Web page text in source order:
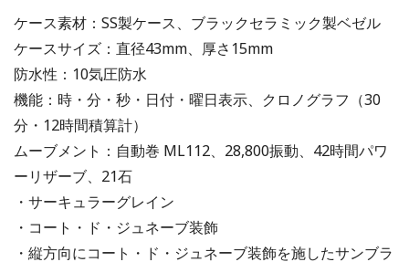
ケース素材：SS製ケース、ブラックセラミック製ベゼル
ケースサイズ：直径43mm、厚さ15mm
防水性：10気圧防水
機能：時・分・秒・日付・曜日表示、クロノグラフ（30
分・12時間積算計）
ムーブメント：自動巻 ML112、28,800振動、42時間パワ
ーリザーブ、21石
・サーキュラーグレイン
・コート・ド・ジュネーブ装飾
・縦方向にコート・ド・ジュネーブ装飾を施したサンブラ